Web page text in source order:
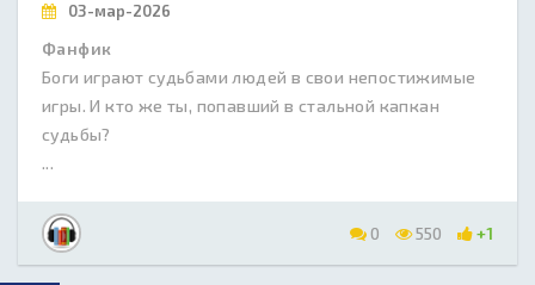
03-мар-2026
Фанфик
Боги играют судьбами людей в свои непостижимые
игры. И кто же ты, попавший в стальной капкан
судьбы?
...
0 550 +1